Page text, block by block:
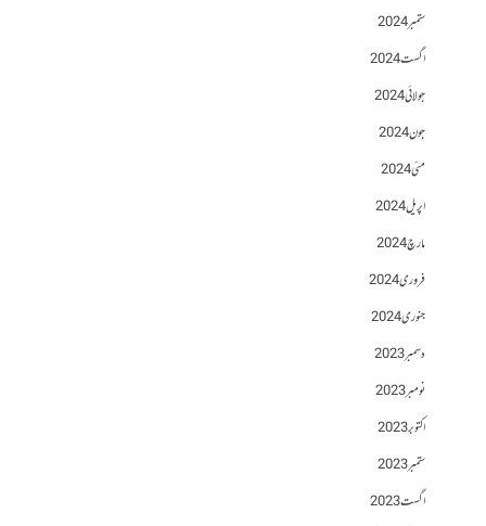
ستمبر 2024
اگست 2024
جولائی 2024
جون 2024
مئی 2024
اپریل 2024
مارچ 2024
فروری 2024
جنوری 2024
دسمبر 2023
نومبر 2023
اکتوبر 2023
ستمبر 2023
اگست 2023